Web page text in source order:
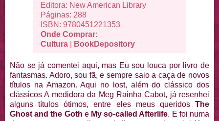
Editora: New American Library
Páginas: 288
ISBN:9780451221353
Onde Comprar:
Cultura
BookDepository
Não se já comentei aqui, mas Eu sou louca por livro de
fantasmas. Adoro, sou fã, e sempre saio a caça de novos
títulos na Amazon. Aqui no lost, além do clássico dos
clássicos A medidora da Meg Rainha Cabot, já resenhei
alguns títulos ótimos, entre eles meus queridos The
Ghost and the Goth eMy so-called Afterlife. E foi numa